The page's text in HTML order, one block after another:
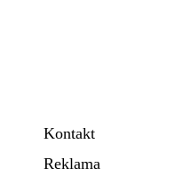
Kontakt
Reklama